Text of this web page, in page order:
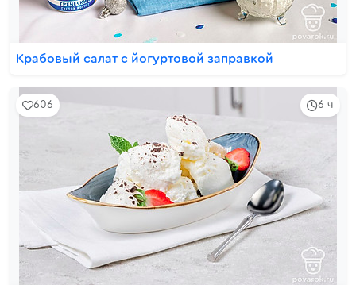
Крабовый салат с йогуртовой заправкой
6 ч
606